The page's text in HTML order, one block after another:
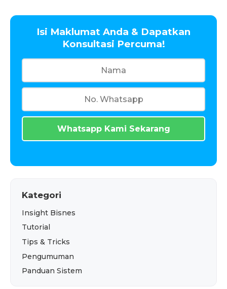
Isi Maklumat Anda & Dapatkan
Konsultasi Percuma!
Whatsapp Kami Sekarang
Kategori
Insight Bisnes
Tutorial
Tips & Tricks
Pengumuman
Panduan Sistem